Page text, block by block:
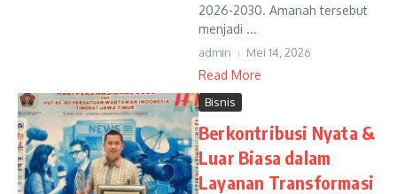
2026-2030. Amanah tersebut
menjadi ...
admin Mei 14, 2026
Read More
Bisnis
Berkontribusi Nyata &
Luar Biasa dalam
Layanan Transformasi